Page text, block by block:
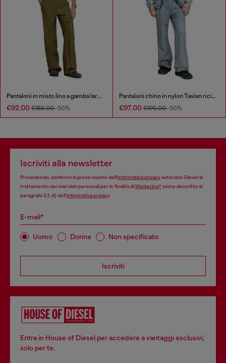
Pantaloni in misto lino a gamba larga
€92.00 €185.00-50%
Pantaloni chino in nylon Taslan riciclato
€97.00 €195.00-50%
Iscriviti alla newsletter
Procedendo, confermi la presa visione dell’informativa privacyautorizzo Diesel al
trattamento dei miei dati personali per le finalità diMarketing*come descritto al
paragrafo 3.1, d) dell’informativa privacy.
E-mail*
Uomo Donna Non specificato
Iscriviti
Entra in House of Diesel per accedere a vantaggi esclusivi,
solo per te.